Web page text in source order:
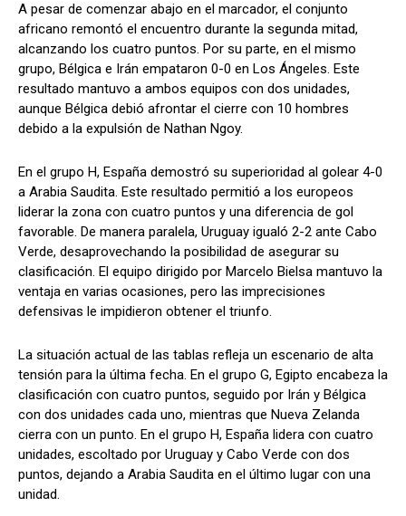
A pesar de comenzar abajo en el marcador, el conjunto
africano remontó el encuentro durante la segunda mitad,
alcanzando los cuatro puntos. Por su parte, en el mismo
grupo, Bélgica e Irán empataron 0-0 en Los Ángeles. Este
resultado mantuvo a ambos equipos con dos unidades,
aunque Bélgica debió afrontar el cierre con 10 hombres
debido a la expulsión de Nathan Ngoy.
En el grupo H, España demostró su superioridad al golear 4-0
a Arabia Saudita. Este resultado permitió a los europeos
liderar la zona con cuatro puntos y una diferencia de gol
favorable. De manera paralela, Uruguay igualó 2-2 ante Cabo
Verde, desaprovechando la posibilidad de asegurar su
clasificación. El equipo dirigido por Marcelo Bielsa mantuvo la
ventaja en varias ocasiones, pero las imprecisiones
defensivas le impidieron obtener el triunfo.
La situación actual de las tablas refleja un escenario de alta
tensión para la última fecha. En el grupo G, Egipto encabeza la
clasificación con cuatro puntos, seguido por Irán y Bélgica
con dos unidades cada uno, mientras que Nueva Zelanda
cierra con un punto. En el grupo H, España lidera con cuatro
unidades, escoltado por Uruguay y Cabo Verde con dos
puntos, dejando a Arabia Saudita en el último lugar con una
unidad.